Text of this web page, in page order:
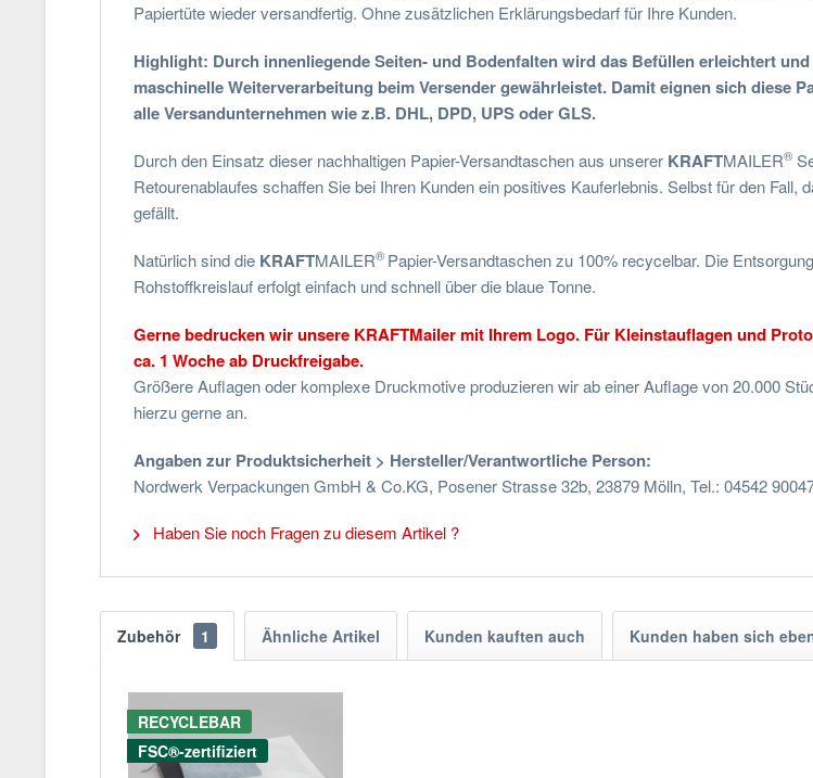
Papiertüte wieder versandfertig. Ohne zusätzlichen Erklärungsbedarf für Ihre Kunden.
Highlight: Durch innenliegende Seiten- und Bodenfalten wird das Befüllen erleichtert
maschinelle Weiterverarbeitung beim Versender gewährleistet. Damit eignen sich diese
alle Versandunternehmen wie z.B. DHL, DPD, UPS oder GLS.
Durch den Einsatz dieser nachhaltigen Papier-Versandtaschen aus unserer KRAFTMAILER®
Retourenablaufes schaffen Sie bei Ihren Kunden ein positives Kauferlebnis. Selbst für den Fall,
gefällt.
Natürlich sind die KRAFTMAILER® Papier-Versandtaschen zu 100% recycelbar. Die
Rohstoffkreislauf erfolgt einfach und schnell über die blaue Tonne.
Gerne bedrucken wir unsere KRAFTMailer mit Ihrem Logo. Für Kleinstauflagen und
ca. 1 Woche ab Druckfreigabe.
Größere Auflagen oder komplexe Druckmotive produzieren wir ab einer Auflage von 20.000
hierzu gerne an.
Angaben zur Produktsicherheit > Hersteller/Verantwortliche Person:
Nordwerk Verpackungen GmbH & Co.KG, Posener Strasse 32b, 23879 Mölln, Tel.: 04542
Haben Sie noch Fragen zu diesem Artikel ?
Zubehör 1 Ähnliche Artikel Kunden kauften auch Kunden haben sich
RECYCLEBAR
FSC®-zertifiziert